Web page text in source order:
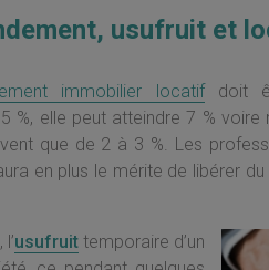
usufruit et
immobilier locatifdoit
%, elle peut atteindre 7 % voire
que de 2 à 3 %. Les
en plus le mérite de libérer
usufruit temporaire d’un